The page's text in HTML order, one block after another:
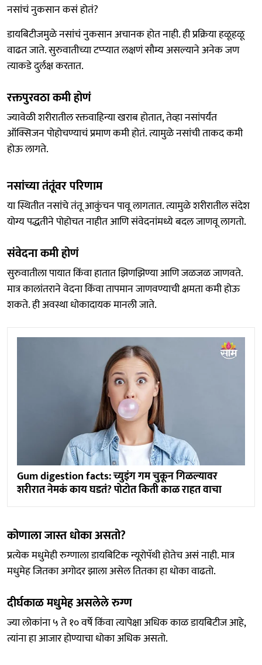
नसांचं नुकसान कसं होतं?
डायबिटीजमुळे नसांचं नुकसान अचानक होत नाही. ही प्रक्रिया हळूहळू
वाढत जाते. सुरुवातीच्या टप्प्यात लक्षणं सौम्य असल्याने अनेक जण
त्याकडे दुर्लक्ष करतात.
रक्तपुरवठा कमी होणं
ज्यावेळी शरीरातील रक्तवाहिन्या खराब होतात, तेव्हा नसांपर्यंत
ऑक्सिजन पोहोचण्याचं प्रमाण कमी होतं. त्यामुळे नसांची ताकद कमी
होऊ लागते.
नसांच्या तंतूंवर परिणाम
या स्थितीत नसांचे तंतू आकुंचन पावू लागतात. त्यामुळे शरीरातील संदेश
योग्य पद्धतीने पोहोचत नाहीत आणि संवेदनांमध्ये बदल जाणवू लागतो.
संवेदना कमी होणं
सुरुवातीला पायात किंवा हातात झिणझिण्या आणि जळजळ जाणवते.
मात्र कालांतराने वेदना किंवा तापमान जाणवण्याची क्षमता कमी होऊ
शकते. ही अवस्था धोकादायक मानली जाते.
Gum digestion facts: च्युइंग गम चुकून गिळल्यावर
शरीरात नेमकं काय घडतं? पोटोत किती काळ राहत वाचा
कोणाला जास्त धोका असतो?
प्रत्येक मधुमेही रुग्णाला डायबिटिक न्यूरोपॅथी होतेच असं नाही. मात्र
मधुमेह जितका अगोदर झाला असेल तितका हा धोका वाढतो.
दीर्घकाळ मधुमेह असलेले रुग्ण
ज्या लोकांना ५ ते १० वर्षे किंवा त्यापेक्षा अधिक काळ डायबिटीज आहे,
त्यांना हा आजार होण्याचा धोका अधिक असतो.